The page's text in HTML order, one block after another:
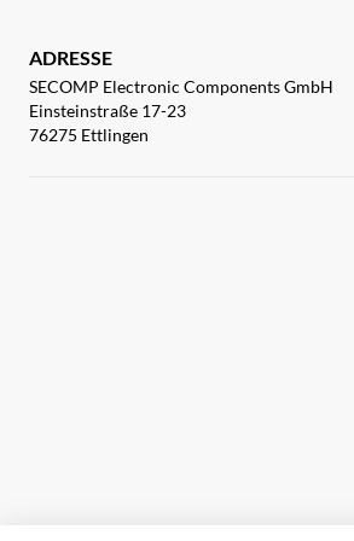
ADRESSE
SECOMP Electronic Components GmbH
Einsteinstraße 17-23
76275 Ettlingen